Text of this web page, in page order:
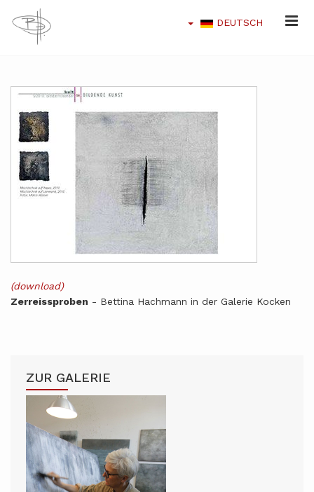
DEUTSCH
(download)
Zerreissproben - Bettina Hachmann in der Galerie Kocken
ZUR GALERIE